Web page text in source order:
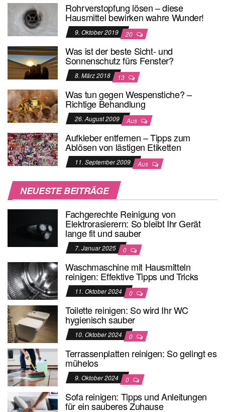
Rohrverstopfung lösen – diese
Hausmittel bewirken wahre Wunder!
9. Oktober 2019 20
Was ist der beste Sicht- und
Sonnenschutz fürs Fenster?
8. März 2018 13
Was tun gegen Wespenstiche? –
Richtige Behandlung
26. August 2009 Aus
Aufkleber entfernen – Tipps zum
Ablösen von lästigen Etiketten
11. September 2009 Aus
NEUESTE BEITRÄGE
Fachgerechte Reinigung von
Elektrorasierern: So bleibt Ihr Gerät
lange fit und sauber
7. Januar 2025 0
Waschmaschine mit Hausmitteln
reinigen: Effektive Tipps und Tricks
11. Oktober 2024 0
Toilette reinigen: So wird Ihr WC
hygienisch sauber
10. Oktober 2024 0
Terrassenplatten reinigen: So gelingt es
mühelos
9. Oktober 2024 0
Sofa reinigen: Tipps und Anleitungen
für ein sauberes Zuhause